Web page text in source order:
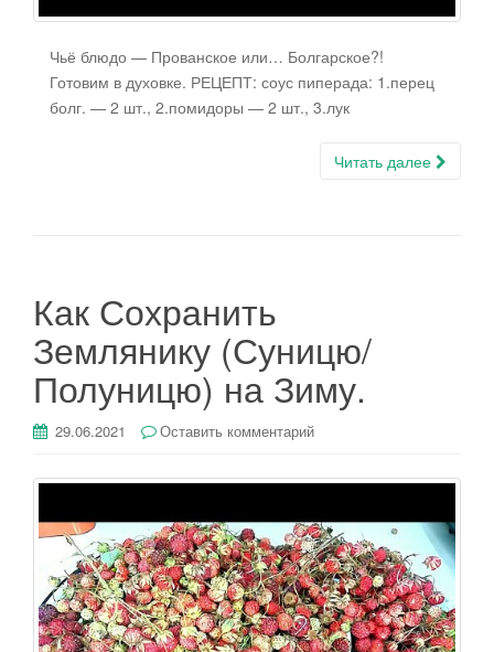
Чьё блюдо — Прованское или… Болгарское?!
Готовим в духовке. РЕЦЕПТ: соус пиперада: 1.перец
болг. — 2 шт., 2.помидоры — 2 шт., 3.лук
Читать далее
Как Сохранить
Землянику (Суницю/
Полуницю) на Зиму.
29.06.2021 Оставить комментарий